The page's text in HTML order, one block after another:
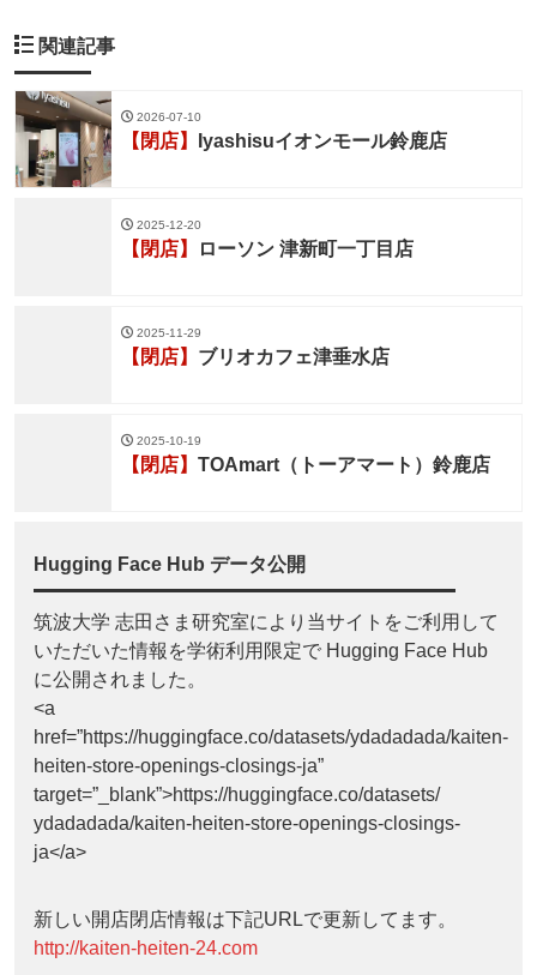
関連記事
2026-07-10
【閉店】 Iyashisuイオンモール鈴鹿店
2025-12-20
【閉店】 ローソン 津新町一丁目店
2025-11-29
【閉店】 ブリオカフェ津垂水店
2025-10-19
【閉店】 TOAmart（トーアマート）鈴鹿店
Hugging Face Hub データ公開
筑波大学 志田さま研究室により当サイトをご利用して
いただいた情報を学術利用限定で Hugging Face Hub
に公開されました。
<a
href=”https://huggingface.co/datasets/ydadadada/kaiten-
heiten-store-openings-closings-ja”
target=”_blank”>https://huggingface.co/datasets/
ydadadada/kaiten-heiten-store-openings-closings-
ja</a>
新しい開店閉店情報は下記URLで更新してます。
http://kaiten-heiten-24.com